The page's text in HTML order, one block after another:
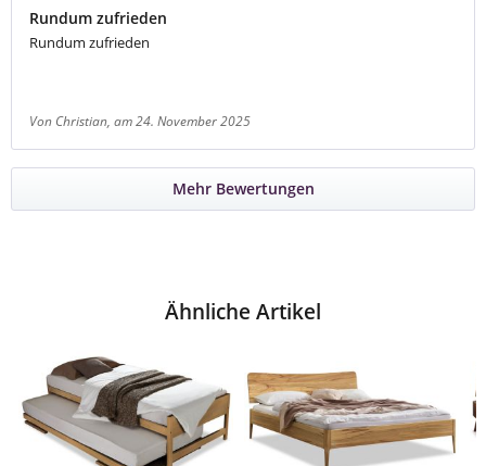
Rundum zufrieden
Rundum zufrieden
Von Christian, am 24. November 2025
Mehr Bewertungen
Ähnliche Artikel